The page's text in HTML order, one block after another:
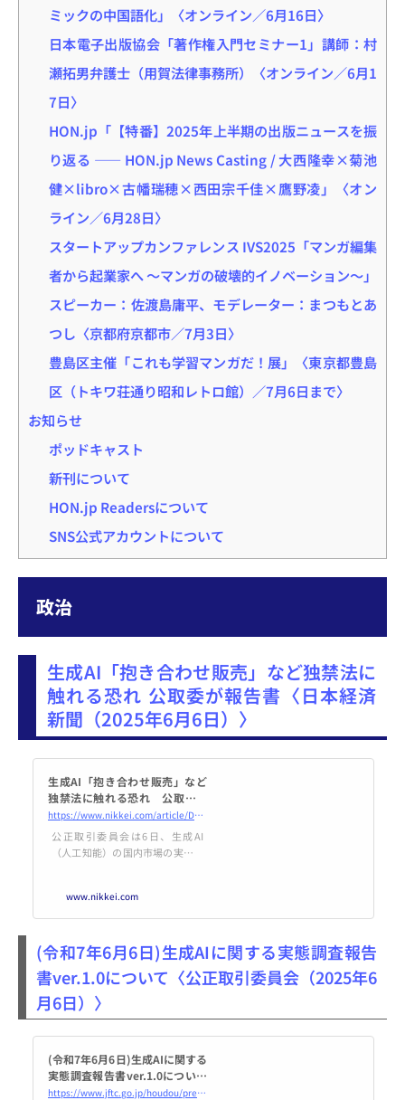
ミックの中国語化」〈オンライン／6月16日〉
日本電子出版協会「著作権入門セミナー1」講師：村
瀬拓男弁護士（用賀法律事務所）〈オンライン／6月1
7日〉
HON.jp「【特番】2025年上半期の出版ニュースを振
り返る ―― HON.jp News Casting / 大西隆幸×菊池
健×libro×古幡瑞穂×西田宗千佳×鷹野凌」〈オン
ライン／6月28日〉
スタートアップカンファレンス IVS2025「マンガ編集
者から起業家へ ～マンガの破壊的イノベーション～」
スピーカー：佐渡島庸平、モデレーター：まつもとあ
つし〈京都府京都市／7月3日〉
豊島区主催「これも学習マンガだ！展」〈東京都豊島
区（トキワ荘通り昭和レトロ館）／7月6日まで〉
お知らせ
ポッドキャスト
新刊について
HON.jp Readersについて
SNS公式アカウントについて
政治
生成AI「抱き合わせ販売」など独禁法に
触れる恐れ 公取委が報告書〈日本経済
新聞（2025年6月6日）〉
生成AI「抱き合わせ販売」など
独禁法に触れる恐れ 公取委が
報告書 - 日本経済新聞
https://www.nikkei.com/article/DGXZQOUA05CKM0V00C25A6000000/
公正取引委員会は6日、生成AI
（人工知能）の国内市場の実態調
サービスとの抱き合わせ販売や競
合他社への利用制限があれば、独
あると指摘した。AIなど進化の著
しいデジタル技術は一部の大手企
業が市場を独占し、他社への参入
障壁を設けることで、競争が進ま
なくなる懸念がある。公取委は20
www.nikkei.com
(令和7年6月6日)生成AIに関する実態調査報告
書ver.1.0について〈公正取引委員会（2025年6
月6日）〉
(令和7年6月6日)生成AIに関する
実態調査報告書ver.1.0について
| 公正取引委員会
https://www.jftc.go.jp/houdou/pressrelease/2025/jun/250606generativeai.html